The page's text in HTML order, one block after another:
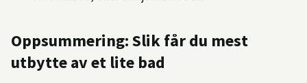
Oppsummering: Slik får du mest
utbytte av et lite bad